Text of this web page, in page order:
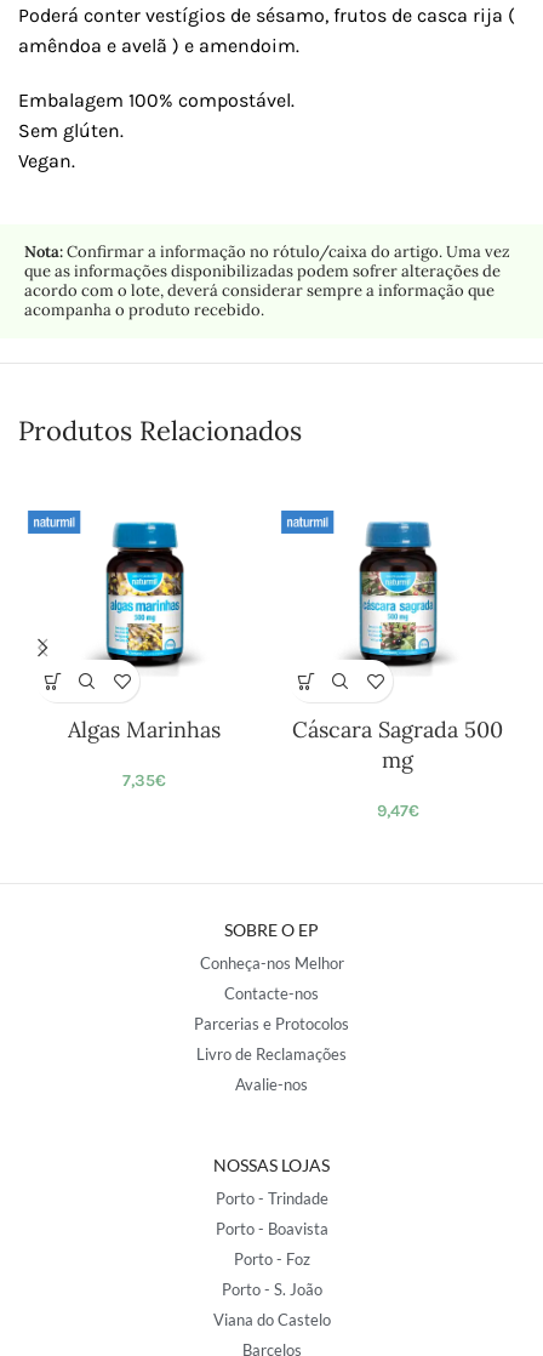
Poderá conter vestígios de sésamo, frutos de casca rija (
amêndoa e avelã ) e amendoim.
Embalagem 100% compostável.
Sem glúten.
Vegan.
Nota:Confirmar a informação no rótulo/caixa do artigo. Uma vez
que as informações disponibilizadas podem sofrer alterações de
acordo com o lote, deverá considerar sempre a informação que
acompanha o produto recebido.
Produtos Relacionados
Algas Marinhas
7,35€
Cáscara Sagrada 500
mg
9,47€
SOBRE O EP
Conheça-nos Melhor
Contacte-nos
Parcerias e Protocolos
Livro de Reclamações
Avalie-nos
NOSSAS LOJAS
Porto - Trindade
Porto - Boavista
Porto - Foz
Porto - S. João
Viana do Castelo
Barcelos